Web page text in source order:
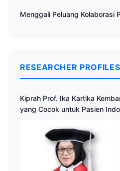
Menggali Peluang Kolaborasi
RESEARCHER PROFILES
Kiprah Prof. Ika Kartika
yang Cocok untuk Pasien